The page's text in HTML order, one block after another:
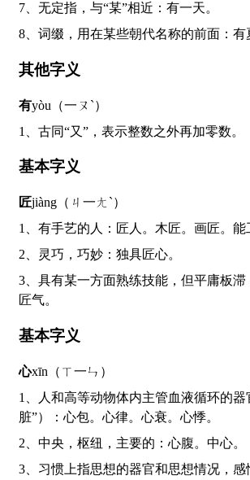
7、无定指，与“某”相近：有一天。
8、词缀，用在某些朝代名称的前面：
其他字义
有yòu（一ㄡˋ）
1、古同“又”，表示整数之外再加零数。
基本字义
匠jiàng（ㄐ一ㄤˋ）
1、有手艺的人：匠人。木匠。画匠。能
2、灵巧，巧妙：独具匠心。
3、具有某一方面熟练技能，但平庸板滞，缺乏独到之处：
匠气。
基本字义
心xīn（ㄒ一ㄣ）
1、人和高等动物体内主管血液循环的器官（通称“心
脏”）：心包。心律。心衰。心悸。
2、中央，枢纽，主要的：心腹。中心。
3、习惯上指思想的器官和思想情况，感情等：心理。心